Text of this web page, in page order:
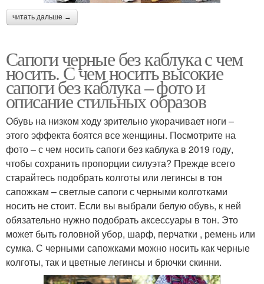
читать дальше →
Сапоги черные без каблука с чем
носить. С чем носить высокие
сапоги без каблука – фото и
описание стильных образов
Обувь на низком ходу зрительно укорачивает ноги –
этого эффекта боятся все женщины. Посмотрите на
фото – с чем носить сапоги без каблука в 2019 году,
чтобы сохранить пропорции силуэта? Прежде всего
старайтесь подобрать колготы или легинсы в тон
сапожкам – светлые сапоги с черными колготками
носить не стоит. Если вы выбрали белую обувь, к ней
обязательно нужно подобрать аксессуары в тон. Это
может быть головной убор, шарф, перчатки , ремень или
сумка. С черными сапожками можно носить как черные
колготы, так и цветные легинсы и брючки скинни.